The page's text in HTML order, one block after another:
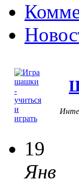
19
Янв